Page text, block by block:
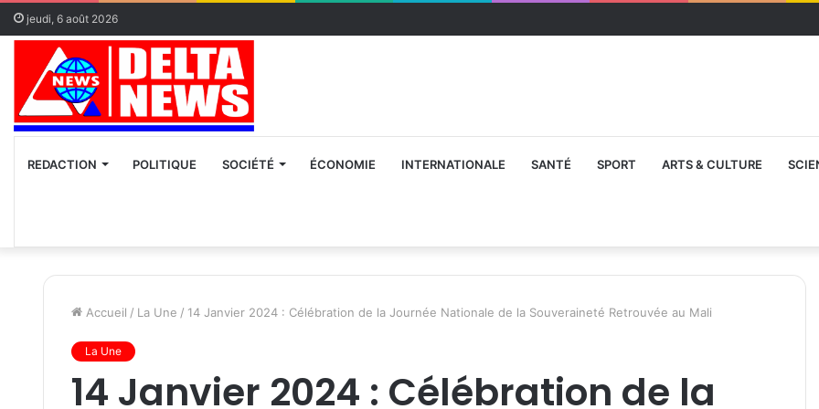
jeudi, 6 août 2026
REDACTION POLITIQUE SOCIÉTÉ ÉCONOMIE INTERNATIONALE SANTÉ SPORT ARTS & CULTURE
Accueil / La Une / 14 Janvier 2024 : Célébration de la Journée Nationale de la Souveraineté Retrouvée au Mali
La Une
14 Janvier 2024 : Célébration de la